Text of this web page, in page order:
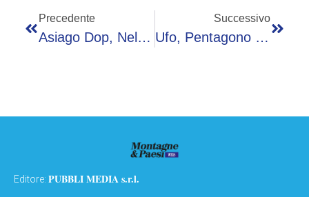
Precedente
Asiago Dop, Nel 2025 Crescono Produzione, Quotazioni E Consumi
Successivo
Ufo, Pentagono Svela Foto E Documenti. Trump: “Decidete Voi Che Diavolo Succede”
Editore: PUBBLI MEDIA s.r.l.